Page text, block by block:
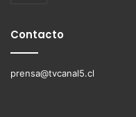
Contacto
prensa@tvcanal5.cl